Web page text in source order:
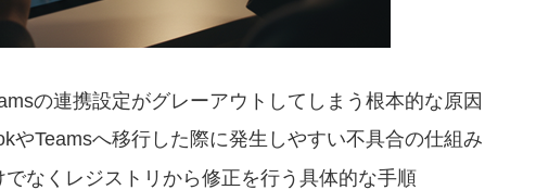
の連携設定がグレーアウトしてしまう根本的な原因
やTeamsへ移行した際に発生しやすい不具合の仕組み
でなくレジストリから修正を行う具体的な手順